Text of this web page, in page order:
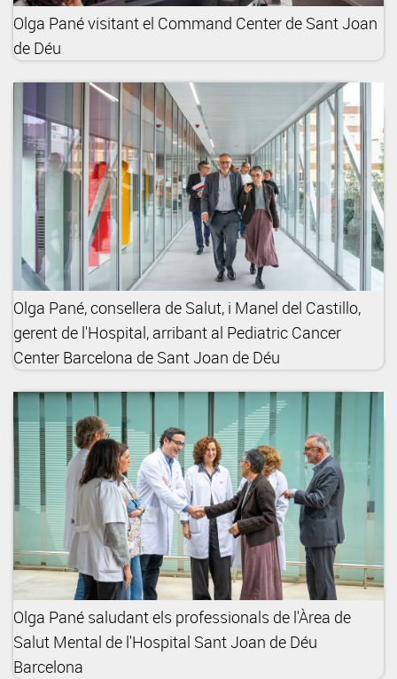
Olga Pané visitant el Command Center de Sant Joan
de Déu
Olga Pané, consellera de Salut, i Manel del Castillo,
gerent de l'Hospital, arribant al Pediatric Cancer
Center Barcelona de Sant Joan de Déu
Olga Pané saludant els professionals de l'Àrea de
Salut Mental de l'Hospital Sant Joan de Déu
Barcelona